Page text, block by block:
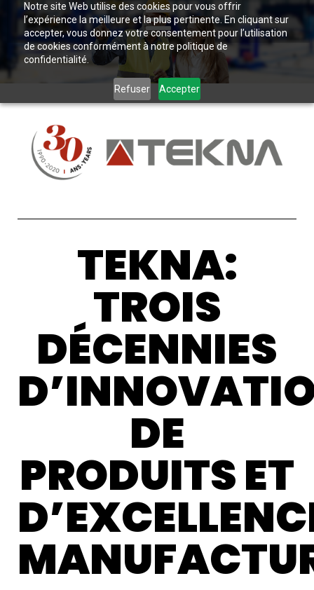
Notre site Web utilise des cookies pour vous offrir
l’expérience la meilleure et la plus pertinente. En cliquant sur
accepter, vous donnez votre consentement pour l’utilisation
de cookies conformément à notre politique de
confidentialité.
Refuser Accepter
TEKNA:
TROIS
DÉCENNIES
DE
PRODUITS ET